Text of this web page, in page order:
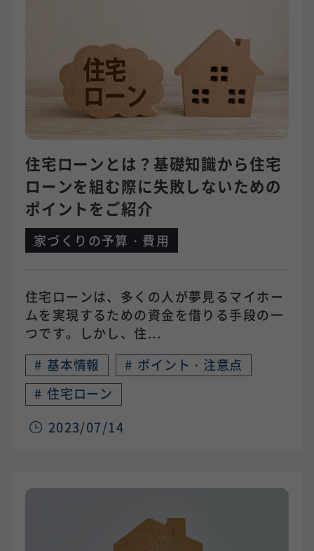
住宅ローンとは？基礎知識から住宅
ローンを組む際に失敗しないための
ポイントをご紹介
家づくりの予算・費用
住宅ローンは、多くの人が夢見るマイホー
ムを実現するための資金を借りる手段の一
つです。しかし、住...
# 基本情報 # ポイント・注意点
# 住宅ローン
2023/07/14